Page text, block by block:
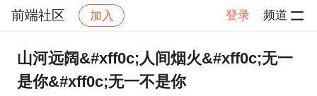
前端社区 加入 登录 频道
社区 前端社区 感慨 帖子详情
山河远阔&#xff0c;人间烟火&#xff0c;无一
是你&#xff0c;无一不是你